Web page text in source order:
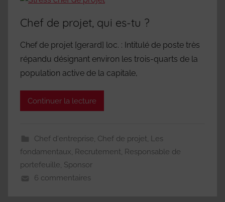
Chef de projet, qui es-tu ?
Chef de projet [gerard] loc. : Intitulé de poste très
répandu désignant environ les trois-quarts de la
population active de la capitale,
Continuer la lecture
Chef d'entreprise, Chef de projet, Les
fondamentaux, Recrutement, Responsable de
portefeuille, Sponsor
6 commentaires